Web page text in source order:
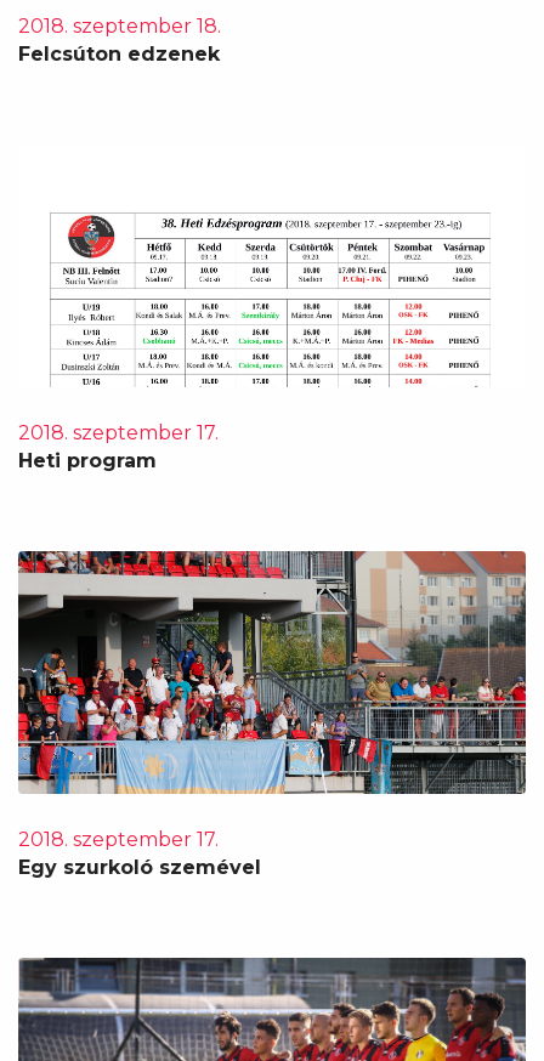
2018. szeptember 18.
Felcsúton edzenek
2018. szeptember 17.
Heti program
2018. szeptember 17.
Egy szurkoló szemével